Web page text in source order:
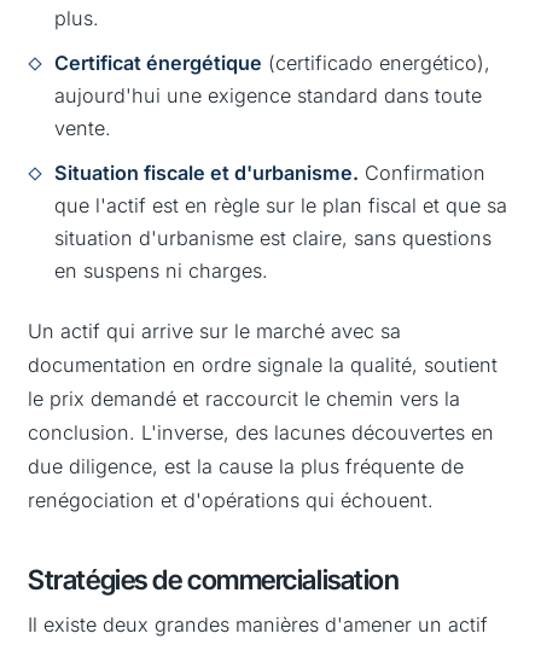
plus.
Certificat énergétique (certificado energético),
aujourd'hui une exigence standard dans toute
vente.
Situation fiscale et d'urbanisme. Confirmation
que l'actif est en règle sur le plan fiscal et que sa
situation d'urbanisme est claire, sans questions
en suspens ni charges.
Un actif qui arrive sur le marché avec sa
documentation en ordre signale la qualité, soutient
le prix demandé et raccourcit le chemin vers la
conclusion. L'inverse, des lacunes découvertes en
due diligence, est la cause la plus fréquente de
renégociation et d'opérations qui échouent.
Stratégies de commercialisation
Il existe deux grandes manières d'amener un actif